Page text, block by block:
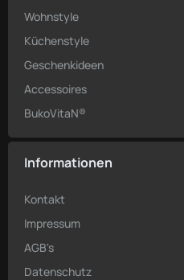
Wohnstyle
Küchenstyle
Geschenkideen
Accessoires
BukoVitaN®
Informationen
Kontakt
Impressum
AGB's
Datenschutz